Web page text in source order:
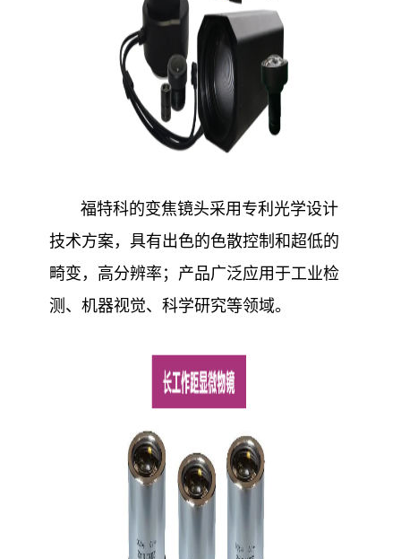
福特科的变焦镜头采用专利光学设计
技术方案，具有出色的色散控制和超低的
畸变，高分辨率；产品广泛应用于工业检
测、机器视觉、科学研究等领域。